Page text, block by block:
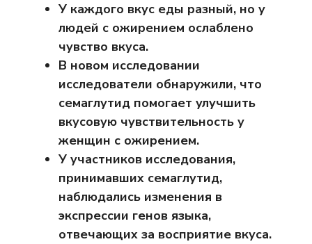
У каждого вкус еды разный, но у
людей с ожирением ослаблено
чувство вкуса.
В новом исследовании
исследователи обнаружили, что
семаглутид помогает улучшить
вкусовую чувствительность у
женщин с ожирением.
У участников исследования,
принимавших семаглутид,
наблюдались изменения в
экспрессии генов языка,
отвечающих за восприятие вкуса.